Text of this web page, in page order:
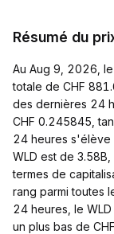
Résumé du
Au Aug 9, 2026,
totale de CHF
des dernières 24
CHF 0.245845,
24 heures s'élève
WLD est de
termes de
rang parmi toutes
24 heures, le
un plus bas de